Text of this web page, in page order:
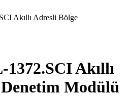
Akıllı
Modülü